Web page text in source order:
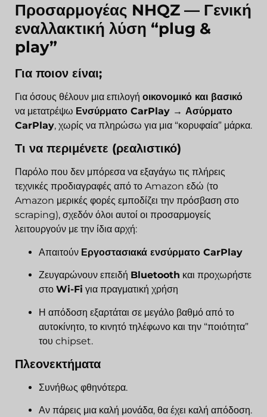
Προσαρμογέας NHQZ — Γενική
εναλλακτική λύση “plug &
play”
Για ποιον είναι;
Για όσους θέλουν μια επιλογή οικονομικό και βασικό
να μετατρέψω Ενσύρματο CarPlay → Ασύρματο
CarPlay, χωρίς να πληρώσω για μια “κορυφαία” μάρκα.
Τι να περιμένετε (ρεαλιστικό)
Παρόλο που δεν μπόρεσα να εξαγάγω τις πλήρεις
τεχνικές προδιαγραφές από το Amazon εδώ (το
Amazon μερικές φορές εμποδίζει την πρόσβαση στο
scraping), σχεδόν όλοι αυτοί οι προσαρμογείς
λειτουργούν με την ίδια αρχή:
Απαιτούν Εργοστασιακά ενσύρματο CarPlay
Ζευγαρώνουν επειδή Bluetooth και προχωρήστε
στο Wi-Fi για πραγματική χρήση
Η απόδοση εξαρτάται σε μεγάλο βαθμό από το
αυτοκίνητο, το κινητό τηλέφωνο και την “ποιότητα”
του chipset.
Πλεονεκτήματα
Συνήθως φθηνότερα.
Αν πάρεις μια καλή μονάδα, θα έχει καλή απόδοση.